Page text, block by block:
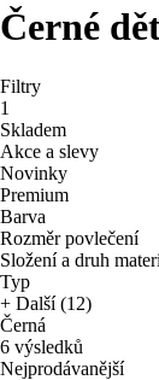
Černé
Filtry
1
Skladem
Akce a slevy
Novinky
Premium
Barva
Rozměr povlečení
Složení a druh
Typ
+ Další (12)
Černá
6 výsledků
Nejprodávanější